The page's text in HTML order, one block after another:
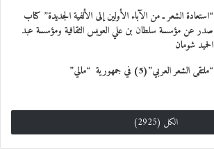
“استعادة الشعر ـ من الآباء الأولين إلى الألفية الجديدة” كتاب
صدر عن مؤسسة سلطان بن علي العويس الثقافية ومؤسسة عبد
الحميد شومان
“ملتقى الشعر العربي”(5) في جمهورية “مالي”
الكل (2925)